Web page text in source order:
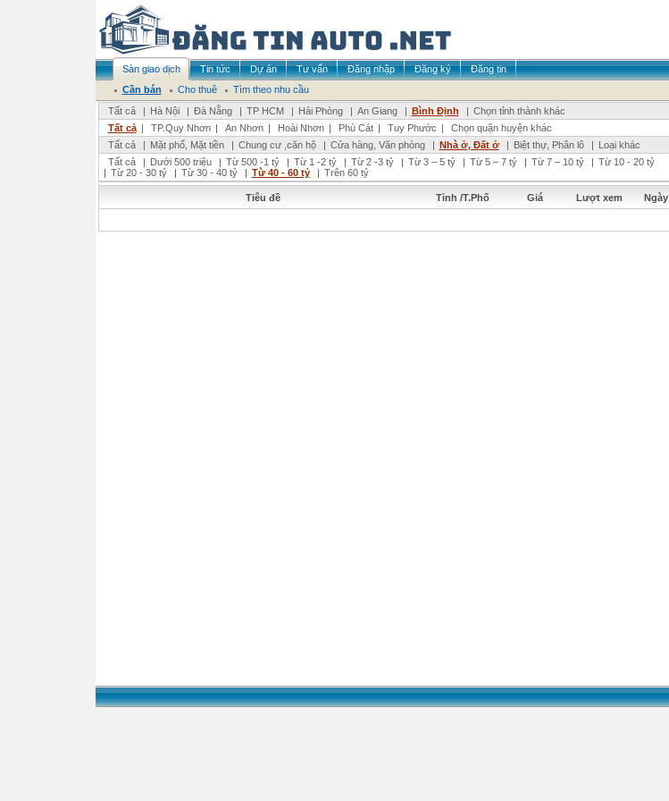
Sàn giao dịch Tin tức Dự án Tư vấn Đăng nhập Đăng ký
Đăng tin
Cần bán
Cho thuê
Tìm theo nhu cầu
Tất cả
| Hà Nội | Đà Nẵng | TP HCM | Hải Phòng | An Giang | Bình Định | Chọn tỉnh thành khác
Tất cả | TP.Quy Nhơn | An Nhơn | Hoài Nhơn | Phù Cát | Tuy Phước |
Chọn quận huyện khác
Tất cả
| Mặt phố, Mặt tiền | Chung cư ,căn hộ | Cửa hàng, Văn phòng | Nhà ở, Đất ở | Biệt thự, Phân lô | Loại khác
Tất cả
| Dưới 500 triệu | Từ 500 -1 tỷ | Từ 1 -2 tỷ | Từ 2 -3 tỷ | Từ 3 – 5 tỷ | Từ 5 – 7 tỷ | Từ 7 – 10 tỷ | Từ 10 - 20 tỷ
| Từ 20 - 30 tỷ | Từ 30 - 40 tỷ | Từ 40 - 60 tỷ | Trên 60 tỷ
Tiêu đề Tỉnh /T.Phố Giá Lượt xem Ngày